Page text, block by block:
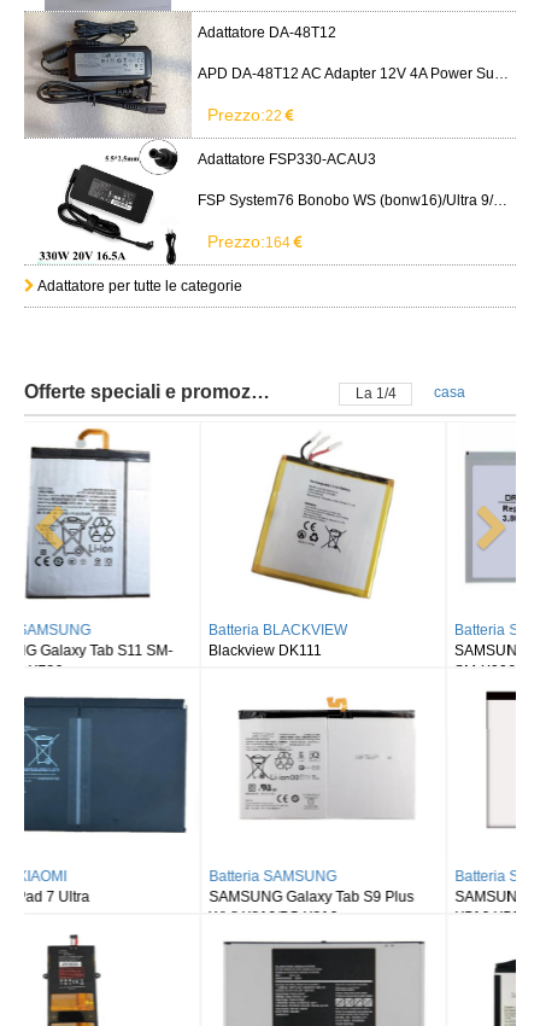
Adattatore DA-48T12
APD DA-48T12 AC Adapter 12V 4A Power Supply Cord
Prezzo:22
Adattatore FSP330-ACAU3
FSP System76 Bonobo WS (bonw16)/Ultra 9/RTX5090
Prezzo:164
Adattatore per tutte le categorie
Offerte speciali e promozioni La 2/4 casa
Batteria BLACKVIEW
Blackview DK111
Batteria SAMSUNG
SAMSUNG Galaxy Tab S8 Ultra
Batteria SAMSUNG
SAMSUNG Galaxy Tab S9 Plus
Batteria SAMSUNG
SAMSUNG Galaxy Tab S9FE X510
X516 X518